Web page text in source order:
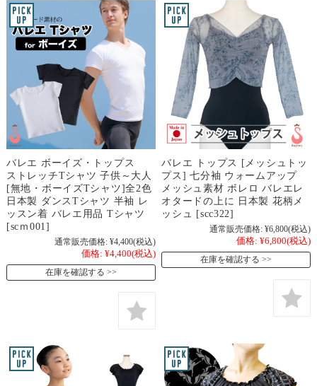
バレエ ボーイズ・トップス
ストレッチTシャツ 子供～大人
[無地・ボーイズTシャツ]全2色
日本製 ダンスTシャツ 半袖 レ
ッスン着 バレエ用品 Tシャツ
[scｍ001]
通常販売価格: ¥4,400(税込)
価格: ¥4,400(税込)
在庫を確認する
バレエ トップス [メッシュトッ
プス] 七分袖 ウォームアップ
メッシュ素材 ボレロ バレエレ
オタードの上に 日本製 花柄メ
ッシュ [scc322]
通常販売価格: ¥6,800(税込)
価格: ¥6,800(税込)
在庫を確認する